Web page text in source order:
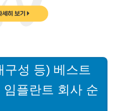
구성 등) 베스트
플란트 회사 순